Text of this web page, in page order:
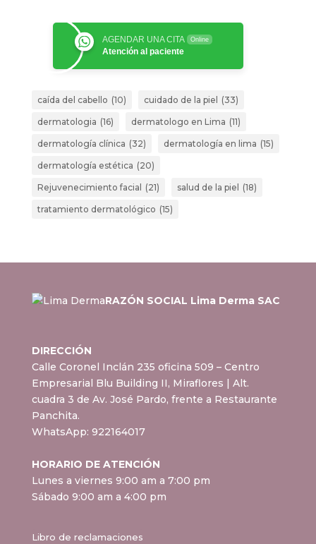
AGENDAR UNA CITA Online
Atención al paciente
caída del cabello (10) cuidado de la piel (33)
dermatologia (16) dermatologo en Lima (11)
dermatología clínica (32) dermatología en lima (15)
dermatología estética (20)
Rejuvenecimiento facial (21) salud de la piel (18)
tratamiento dermatológico (15)
RAZÓN SOCIAL Lima Derma SAC
DIRECCIÓN
Calle Coronel Inclán 235 oficina 509 – Centro
Empresarial Blu Building II, Miraflores | Alt.
cuadra 3 de Av. José Pardo, frente a Restaurante
Panchita.
WhatsApp: 922164017
HORARIO DE ATENCIÓN
Lunes a viernes 9:00 am a 7:00 pm
Sábado 9:00 am a 4:00 pm
Libro de reclamaciones